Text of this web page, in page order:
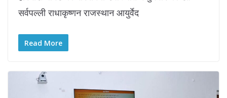
सर्वपल्ली राधाकृष्णन राजस्थान आयुर्वेद
Read More